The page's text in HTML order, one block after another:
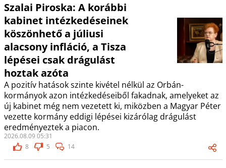
Szalai Piroska: A korábbi
kabinet intézkedéseinek
köszönhető a júliusi
alacsony infláció, a Tisza
lépései csak drágulást
hoztak azóta
A pozitív hatások szinte kivétel nélkül az Orbán-
kormányok azon intézkedéseiből fakadnak, amelyeket az
új kabinet még nem vezetett ki, miközben a Magyar Péter
vezette kormány eddigi lépései kizárólag drágulást
eredményeztek a piacon.
2026.08.09 05:31
8
5 14